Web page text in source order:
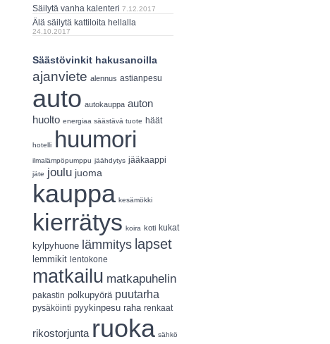
Säilytä vanha kalenteri 7.12.2017
Älä säilytä kattiloita hellalla
24.10.2017
Säästövinkit hakusanoilla
ajanviete alennus astianpesu
auto autokauppa auton
huolto energiaa säästävä tuote häät
hotelli huumori
ilmalämpöpumppu jäähdytys jääkaappi
jäte joulu juoma
kauppa kesämökki
kierrätys koira koti kukat
kylpyhuone lämmitys lapset
lemmikit lentokone
matkailu matkapuhelin
pakastin polkupyörä puutarha
pysäköinti pyykinpesu raha renkaat
rikostorjunta ruoka sähkö